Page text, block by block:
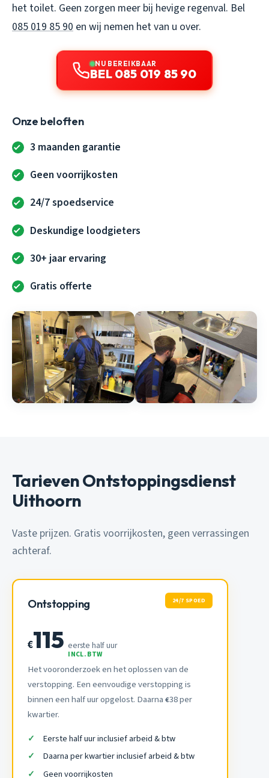
het toilet. Geen zorgen meer bij hevige regenval. Bel
085 019 85 90 en wij nemen het van u over.
NU BEREIKBAAR
BEL 085 019 85 90
Onze beloften
3 maanden garantie
Geen voorrijkosten
24/7 spoedservice
Deskundige loodgieters
30+ jaar ervaring
Gratis offerte
Tarieven Ontstoppingsdienst
Uithoorn
Vaste prijzen. Gratis voorrijkosten, geen verrassingen
achteraf.
Ontstopping 24/7 SPOED
€115 eerste half uur
INCL. BTW
Het vooronderzoek en het oplossen van de
verstopping. Een eenvoudige verstopping is
binnen een half uur opgelost. Daarna €38 per
kwartier.
Eerste half uur inclusief arbeid & btw
Daarna per kwartier inclusief arbeid & btw
Geen voorrijkosten